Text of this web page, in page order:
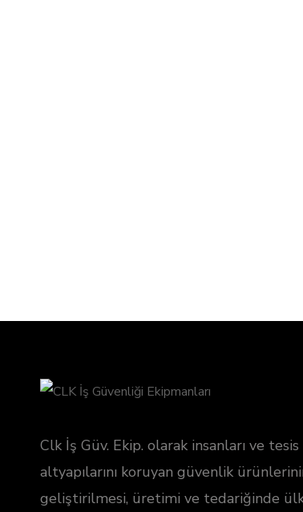
Clk İş Güv. Ekip. olarak insanları ve tesis
altyapılarını koruyan güvenlik
geliştirilmesi, üretimi ve tedariğinde